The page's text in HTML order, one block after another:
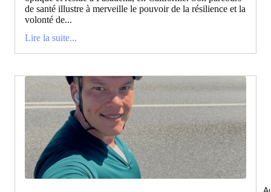
de santé illustre à merveille le pouvoir de la résilience et la
volonté de...
Lire la suite...